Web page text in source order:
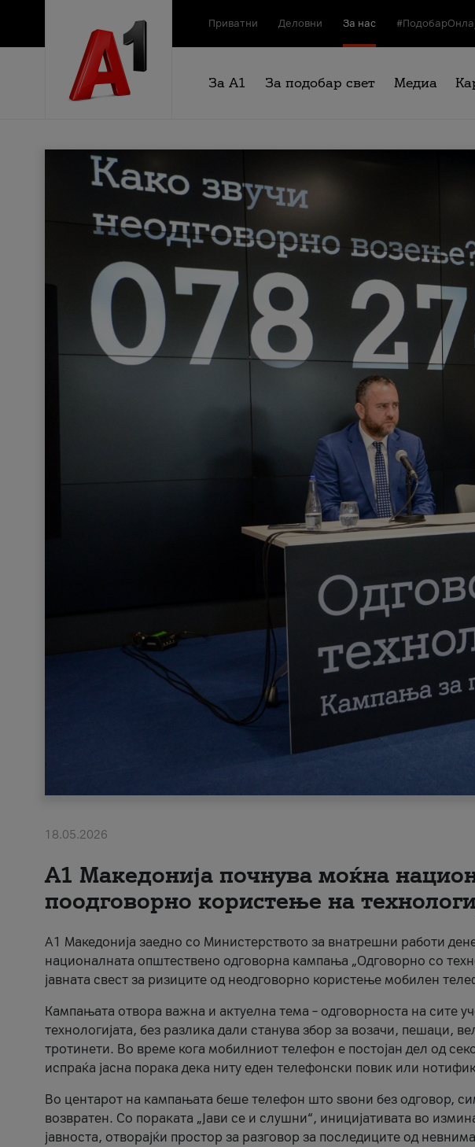
Приватни Деловни За нас
За А1 За подобар свет Медиа
18.05.2026
A1 Македонија почнува моќна
поодговорно користење на
A1 Македонија заедно со Министерството за внатрешни работи
националната општествено одговорна кампања „Одговорно со
јавната свест за ризиците од неодговорно користење мобилен
Кампањата отвора важна и актуелна тема – одговорноста на сите
технологијата, без разлика дали станува збор за возачи, пешаци,
тротинети. Во време кога мобилниот телефон е постојан дел од
испраќа јасна порака дека ниту еден телефонски повик или
Во центарот на кампањата беше телефон што ѕвони без одговор,
возвратен. Со пораката „Јави се и слушни“, иницијативата во
јавноста, отворајќи простор за разговор за последиците од